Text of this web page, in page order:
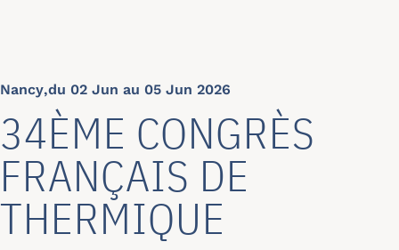
Nancy,du 02 Jun au 05 Jun 2026
34ÈME CONGRÈS
FRANÇAIS DE
THERMIQUE